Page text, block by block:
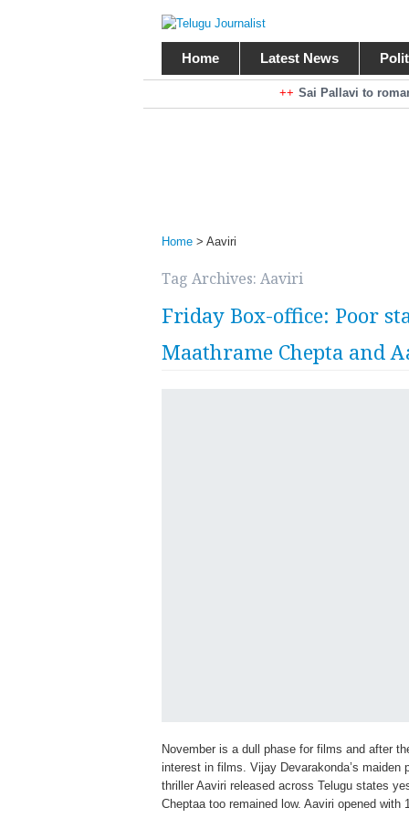
Home Latest News
Sai Pallavi to
Kiara Advani to
Home > Aaviri
Tag Archives: Aaviri
Friday Box-office: Poor
Maathrame Chepta and
November is a dull phase for films and after
interest in films. Vijay Devarakonda’s maiden
thriller Aaviri released across Telugu states
Cheptaa too remained low. Aaviri opened with